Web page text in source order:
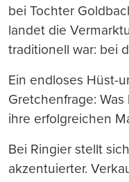
bei Tochter
landet die
traditionell war: bei
Ein endloses Hüst-
Gretchenfrage:
ihre erfolgreichen
Bei Ringier stellt
akzentuierter.